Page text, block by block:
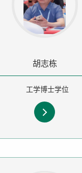
胡志栋
工学博士学位